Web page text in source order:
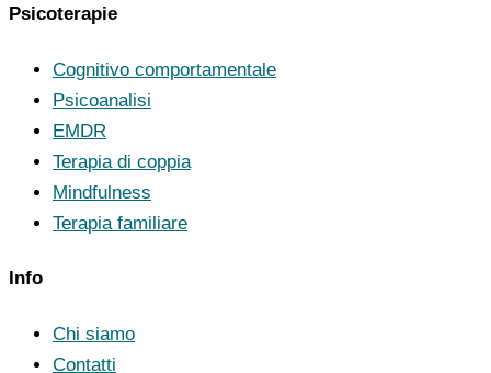
Psicoterapie
Cognitivo comportamentale
Psicoanalisi
EMDR
Terapia di coppia
Mindfulness
Terapia familiare
Info
Chi siamo
Contatti